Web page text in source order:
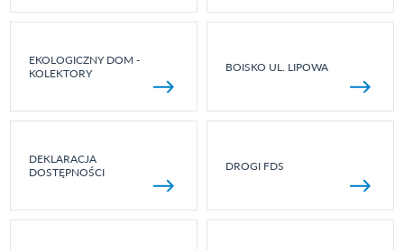
EKOLOGICZNY DOM -
KOLEKTORY
BOISKO UL. LIPOWA
DEKLARACJA
DOSTĘPNOŚCI
DROGI FDS